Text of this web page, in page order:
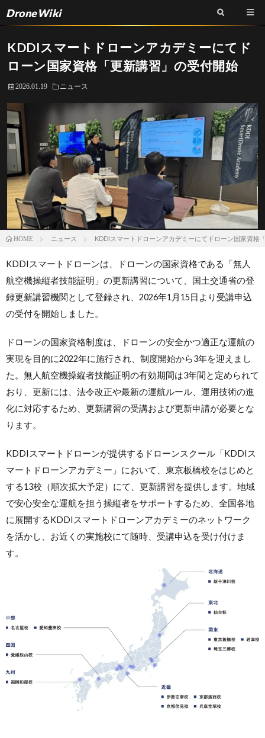
DroneWiki
KDDIスマートドローンアカデミーにてド
ローン国家資格「更新講習」の受付開始
2026.01.19 ニュース
HOME ニュース KDDIスマートドローンアカデミーにてドローン国家資格
KDDIスマートドローンは、ドローンの国家資格である「無人
航空機操縦者技能証明」の更新講習について、国土交通省の登
録更新講習機関として登録され、2026年1月15日より受講申込
の受付を開始しました。
ドローンの国家資格制度は、ドローンの安全かつ適正な運航の
実現を目的に2022年に施行され、制度開始から3年を迎えまし
た。無人航空機操縦者技能証明の有効期間は3年間と定められて
おり、更新には、法令改正や最新の運航ルール、運用技術の進
化に対応するため、更新講習の受講および更新申請が必要とな
ります。
KDDIスマートドローンが提供するドローンスクール「KDDIス
マートドローンアカデミー」において、東京板橋校をはじめと
する13校（順次拡大予定）にて、更新講習を提供します。地域
で安心安全な運航を担う操縦者をサポートするため、全国各地
に展開するKDDIスマートドローンアカデミーのネットワーク
を活かし、お近くの実施校にて随時、受講申込を受け付けま
す。